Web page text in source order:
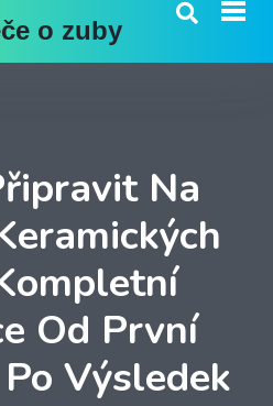
o zuby
Na
Od První
Výsledek